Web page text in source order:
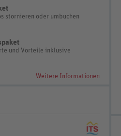
stornieren oder umbuchen
und Vorteile inklusive
Weitere Informationen